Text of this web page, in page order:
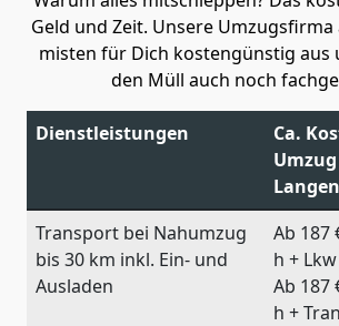
Geld und Zeit. Unsere
misten für Dich kostengünstig aus
den Müll auch noch
Dienstleistungen
Ca.
Transport bei Nahumzug
bis 30 km inkl. Ein- und
Ausladen
Ab 187
h + Lkw
Ab 187
h +